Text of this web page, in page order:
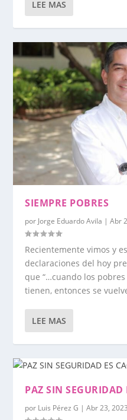
LEE MAS
SIEMPRE POBRES
por Jorge Eduardo Avila |Abr
Recientemente vimos y
declaraciones del hoy
que “…cuando los
tienen, entonces se
LEE MAS
PAZ SIN SEGURIDAD
por Luis Pérez G |Abr 23, 2023